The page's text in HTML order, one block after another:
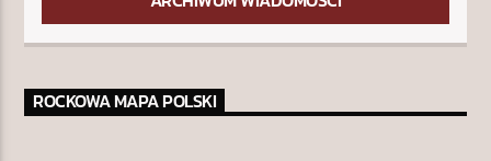
ROCKOWA MAPA POLSKI